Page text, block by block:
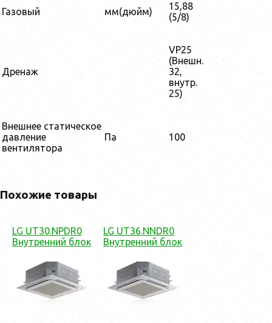
Газовый мм(дюйм)
15,88
(5/8)
Дренаж
VP25
(Внешн.
32,
внутр.
25)
Внешнее статическое
давление
вентилятора
Па 100
Похожие товары
LG UT30.NPDR0
Внутренний блок
LG UT36.NNDR0
Внутренний блок